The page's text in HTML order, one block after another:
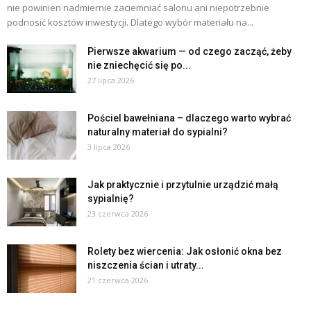
nie powinien nadmiernie zaciemniać salonu ani niepotrzebnie
podnosić kosztów inwestycji. Dlatego wybór materiału na...
Pierwsze akwarium — od czego zacząć, żeby
nie zniechęcić się po...
27 lipca 2026
Pościel bawełniana – dlaczego warto wybrać
naturalny materiał do sypialni?
3 lipca 2026
Jak praktycznie i przytulnie urządzić małą
sypialnię?
23 czerwca 2026
Rolety bez wiercenia: Jak osłonić okna bez
niszczenia ścian i utraty...
21 czerwca 2026